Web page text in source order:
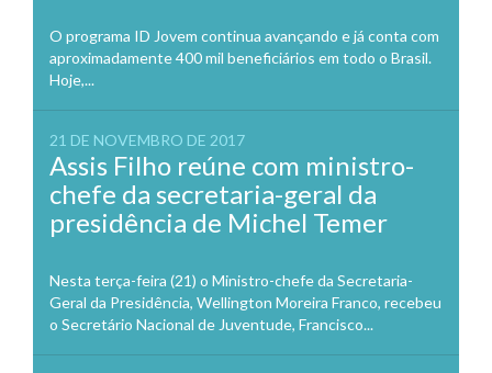
O programa ID Jovem continua avançando e já conta com
aproximadamente 400 mil beneficiários em todo o Brasil.
Hoje,...
21 DE NOVEMBRO DE 2017
Assis Filho reúne com ministro-
chefe da secretaria-geral da
presidência de Michel Temer
Nesta terça-feira (21) o Ministro-chefe da Secretaria-
Geral da Presidência, Wellington Moreira Franco, recebeu
o Secretário Nacional de Juventude, Francisco...